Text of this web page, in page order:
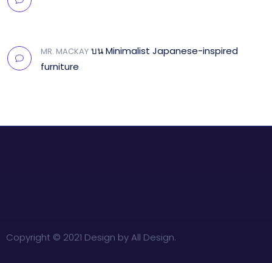
MR. MACKAY บนMinimalist Japanese-inspired
furniture
Copyright © 2021 Design by All Design.